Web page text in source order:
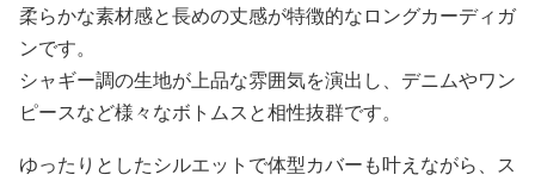
柔らかな素材感と長めの丈感が特徴的なロングカーディガ
ンです。
シャギー調の生地が上品な雰囲気を演出し、デニムやワン
ピースなど様々なボトムスと相性抜群です。
ゆったりとしたシルエットで体型カバーも叶えながら、ス